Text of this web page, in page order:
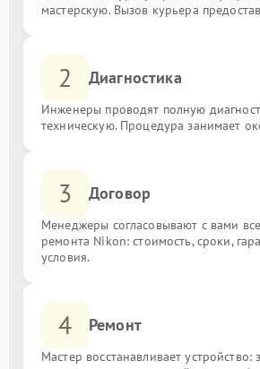
мастерскую. Вызов курьера
2 Диагностика
Инженеры проводят полную
техническую. Процедура занимает
3 Договор
Менеджеры согласовывают с вами
ремонта Nikon: стоимость, сроки,
условия.
4 Ремонт
Мастер восстанавливает устройство: